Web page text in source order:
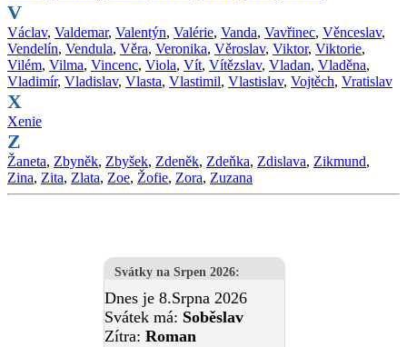
V
Václav, Valdemar, Valentýn, Valérie, Vanda, Vavřinec, Věnceslav,
Vendelín, Vendula, Věra, Veronika, Věroslav, Viktor, Viktorie,
Vilém, Vilma, Vincenc, Viola, Vít, Vítězslav, Vladan, Vladěna,
Vladimír, Vladislav, Vlasta, Vlastimil, Vlastislav, Vojtěch, Vratislav
X
Xenie
Z
Žaneta, Zbyněk, Zbyšek, Zdeněk, Zdeňka, Zdislava, Zikmund,
Zina, Zita, Zlata, Zoe, Žofie, Zora, Zuzana
Svátky na Srpen 2026:
Dnes je 8.Srpna 2026
Svátek má: Soběslav
Zítra: Roman